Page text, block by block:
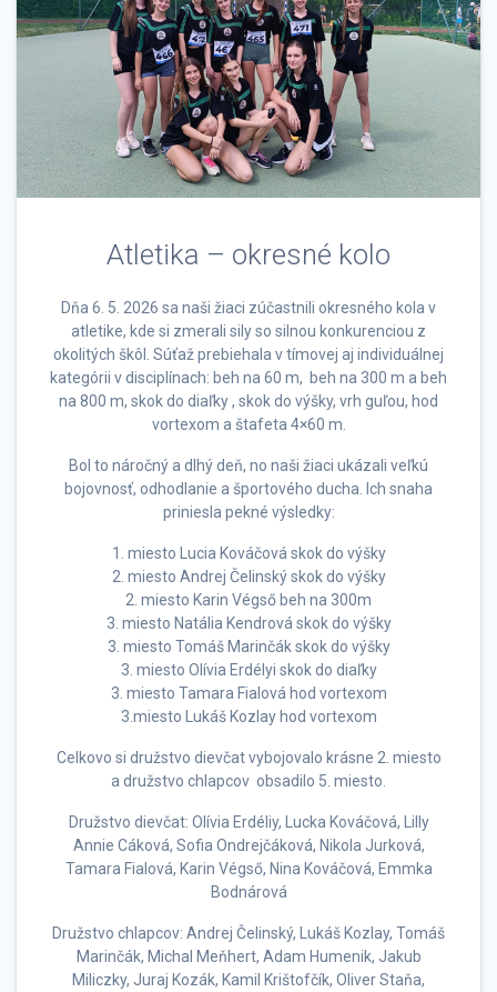
Atletika – okresné kolo
Dňa 6. 5. 2026 sa naši žiaci zúčastnili okresného kola v
atletike, kde si zmerali sily so silnou konkurenciou z
okolitých škôl. Súťaž prebiehala v tímovej aj individuálnej
kategórii v disciplínach: beh na 60 m, beh na 300 m a beh
na 800 m, skok do diaľky , skok do výšky, vrh guľou, hod
vortexom a štafeta 4×60 m.
Bol to náročný a dlhý deň, no naši žiaci ukázali veľkú
bojovnosť, odhodlanie a športového ducha. Ich snaha
priniesla pekné výsledky:
1. miesto Lucia Kováčová skok do výšky
2. miesto Andrej Čelinský skok do výšky
2. miesto Karin Végső beh na 300m
3. miesto Natália Kendrová skok do výšky
3. miesto Tomáš Marinčák skok do výšky
3. miesto Olívia Erdélyi skok do diaľky
3. miesto Tamara Fialová hod vortexom
3.miesto Lukáš Kozlay hod vortexom
Celkovo si družstvo dievčat vybojovalo krásne 2. miesto
a družstvo chlapcov obsadilo 5. miesto.
Družstvo dievčat: Olívia Erdéliy, Lucka Kováčová, Lilly
Annie Cáková, Sofia Ondrejčáková, Nikola Jurková,
Tamara Fialová, Karin Végső, Nina Kováčová, Emmka
Bodnárová
Družstvo chlapcov: Andrej Čelinský, Lukáš Kozlay, Tomáš
Marinčák, Michal Meňhert, Adam Humenik, Jakub
Miliczky, Juraj Kozák, Kamil Krištofčík, Oliver Staňa,